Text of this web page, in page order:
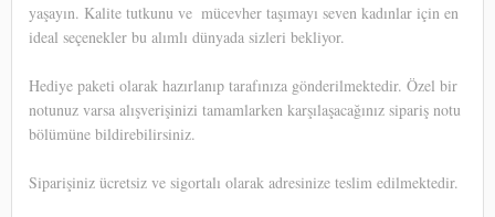
yaşayın. Kalite tutkunu ve mücevher taşımayı seven kadınlar için en
ideal seçenekler bu alımlı dünyada sizleri bekliyor.
Hediye paketi olarak hazırlanıp tarafınıza gönderilmektedir. Özel bir
notunuz varsa alışverişinizi tamamlarken karşılaşacağınız sipariş notu
bölümüne bildirebilirsiniz.
Siparişiniz ücretsiz ve sigortalı olarak adresinize teslim edilmektedir.